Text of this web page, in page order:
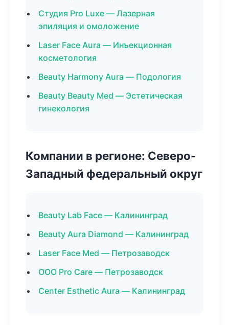
Студия Pro Luxe — Лазерная
эпиляция и омоложение
Laser Face Aura — Инъекционная
косметология
Beauty Harmony Aura — Подология
Beauty Beauty Med — Эстетическая
гинекология
Компании в регионе: Северо-
Западный федеральный округ
Beauty Lab Face — Калининград
Beauty Aura Diamond — Калининград
Laser Face Med — Петрозаводск
ООО Pro Care — Петрозаводск
Center Esthetic Aura — Калининград